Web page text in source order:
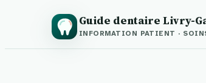
Guide dentaire Livry-
INFORMATION PATIENT ·